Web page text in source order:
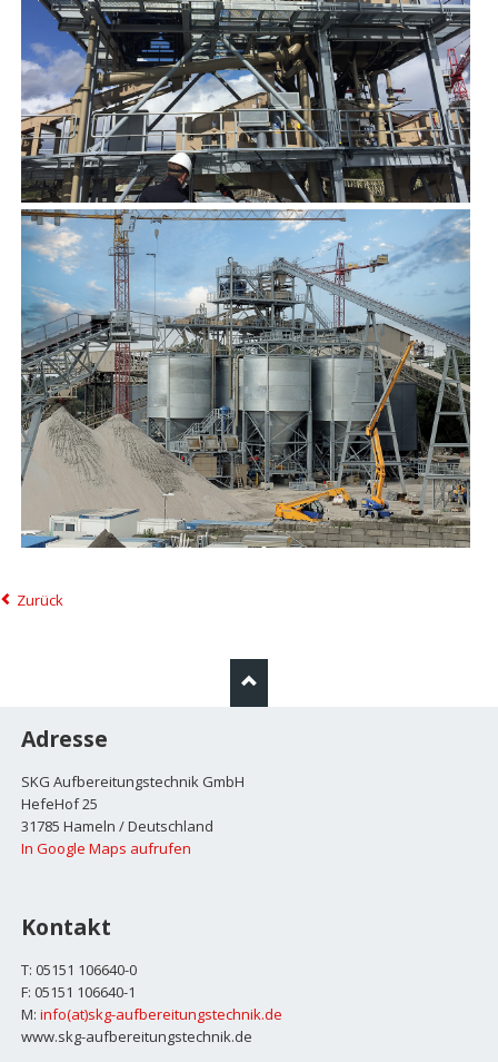
Zurück
Adresse
SKG Aufbereitungstechnik GmbH
HefeHof 25
31785 Hameln / Deutschland
In Google Maps aufrufen
Kontakt
T: 05151 106640-0
F: 05151 106640-1
M: info(at)skg-aufbereitungstechnik.de
www.skg-aufbereitungstechnik.de